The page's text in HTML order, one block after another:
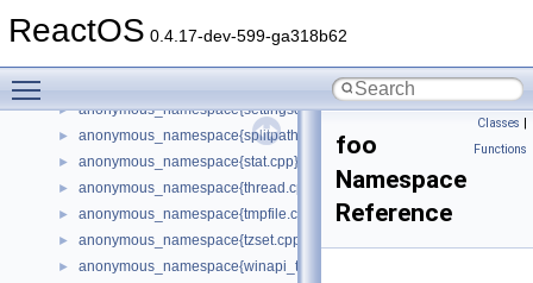
ReactOS 0.4.17-dev-599-ga318b62
► anonymous_namespace{open.cpp}
anonymous_namespace{resolve_name.cpp}
► anonymous_namespace{settingsdlg.cpp}
► anonymous_namespace{splitpath.cpp}
► anonymous_namespace{stat.cpp}
► anonymous_namespace{thread.cpp}
► anonymous_namespace{tmpfile.cpp}
► anonymous_namespace{tzset.cpp}
► anonymous_namespace{winapi_thunks.cpp}
Classes |
Functions
foo
Namespace
Reference